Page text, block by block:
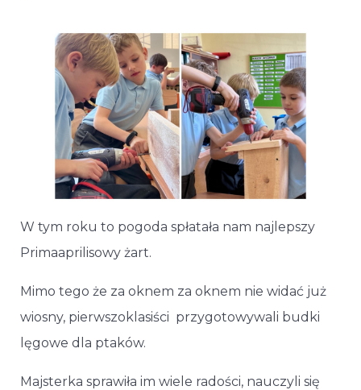
W tym roku to pogoda spłatała nam najlepszy
Primaaprilisowy żart.
Mimo tego że za oknem za oknem nie widać już
wiosny, pierwszoklasiści przygotowywali budki
lęgowe dla ptaków.
Majsterka sprawiła im wiele radości, nauczyli się